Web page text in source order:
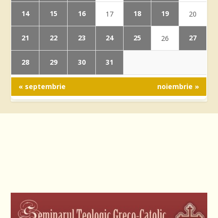
14 15 16 17 18 19 20
21 22 23 24 25 26 27
28 29 30 31
« septembrie noiembrie »